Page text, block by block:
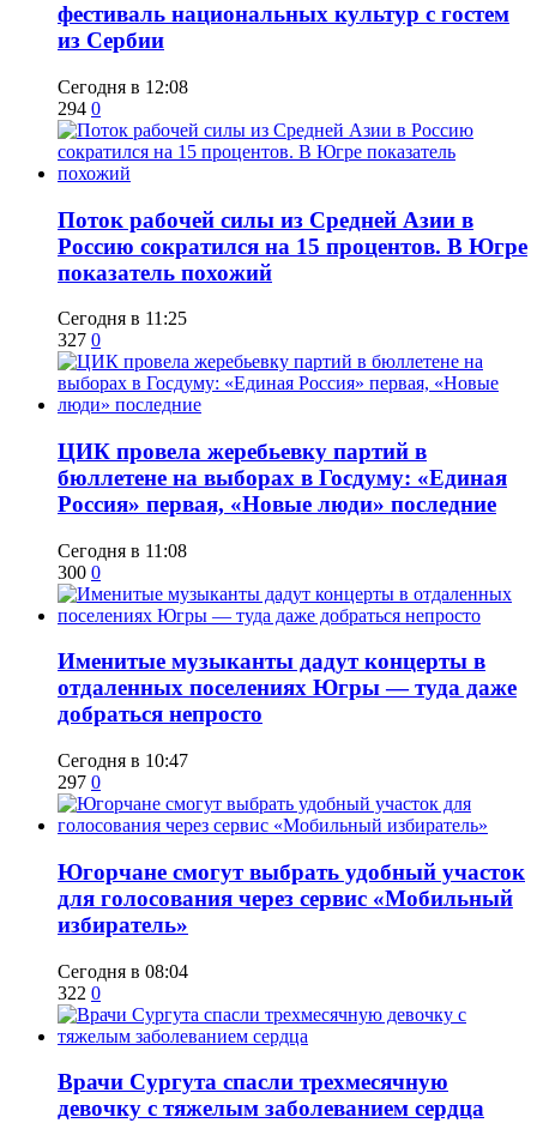
фестиваль национальных культур с гостем
из Сербии
Сегодня в 12:08
294 0
Поток рабочей силы из Средней Азии в
Россию сократился на 15 процентов. В Югре
показатель похожий
Сегодня в 11:25
327 0
ЦИК провела жеребьевку партий в
бюллетене на выборах в Госдуму: «Единая
Россия» первая, «Новые люди» последние
Сегодня в 11:08
300 0
Именитые музыканты дадут концерты в
отдаленных поселениях Югры — туда даже
добраться непросто
Сегодня в 10:47
297 0
Югорчане смогут выбрать удобный участок
для голосования через сервис «Мобильный
избиратель»
Сегодня в 08:04
322 0
​Врачи Сургута спасли трехмесячную
девочку с тяжелым заболеванием сердца